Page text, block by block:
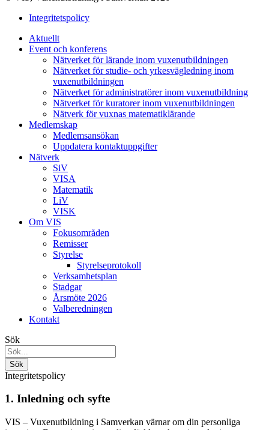
Integritetspolicy
Aktuellt
Event och konferens
Nätverket för lärande inom vuxenutbildningen
Nätverket för studie- och yrkesvägledning inom
vuxenutbildningen
Nätverket för administratörer inom vuxenutbildning
Nätverket för kuratorer inom vuxenutbildningen
Nätverk för vuxnas matematiklärande
Medlemskap
Medlemsansökan
Uppdatera kontaktuppgifter
Nätverk
SiV
VISA
Matematik
LiV
VISK
Om VIS
Fokusområden
Remisser
Styrelse
Styrelseprotokoll
Verksamhetsplan
Stadgar
Årsmöte 2026
Valberedningen
Kontakt
Sök
Integritetspolicy
1. Inledning och syfte
VIS – Vuxenutbildning i Samverkan värnar om din personliga